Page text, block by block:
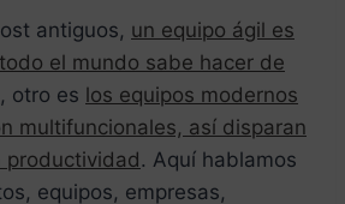
antiguos, un equipo ágil es
el mundo sabe hacer de
, otro es los equipos modernos
multifuncionales, así disparan
productividad. Aquí hablamos
equipos, empresas,